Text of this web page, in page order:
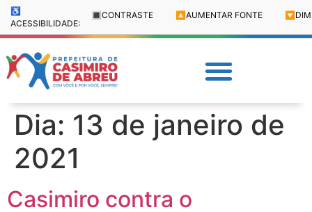
♿
ACESSIBILIDADE:
🔳 CONTRASTE 🔼 AUMENTAR FONTE 🔽
Dia: 13 de janeiro de
2021
Casimiro contra o